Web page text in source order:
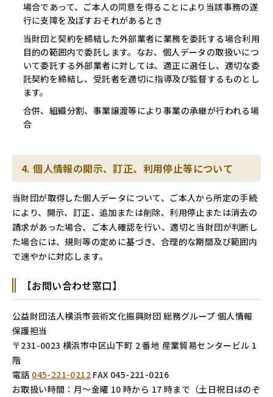
場合であって、ご本人の同意を得ることにより当該事務の遂
行に支障を及ぼすおそれがあるとき
当財団と契約を締結した外部業者に業務を委託する場合利用
目的の範囲内で委託します。なお、個人データの取扱いにつ
いて委託する外部業者に対しては、適正に選任し、適切な委
託契約を締結し、受託者を適切に指導及び監督するものとし
ます。
合併、組織分割、事業譲渡等により事業の承継が行われる場
合
4. 個人情報の開示、訂正、利用停止等について
当財団が取得した個人データについて、ご本人から所定の手続
により、開示、訂正、追加または削除、利用停止または消去の
請求があった場合、ご本人確認を行い、適切と当財団が判断し
た場合には、規則等の定めに基づき、合理的な期間及び範囲内
で速やかに対応します。
【お問い合わせ窓口】
公益財団法人横浜市芸術文化振興財団 総務グループ 個人情報
保護担当
〒231-0023 横浜市中区山下町 2 番地 産業貿易センタービル 1
階
電話 045-221-0212 FAX 045-221-0216
お取扱い時間：月～金曜 10 時から 17 時まで（土日祝日はのぞ